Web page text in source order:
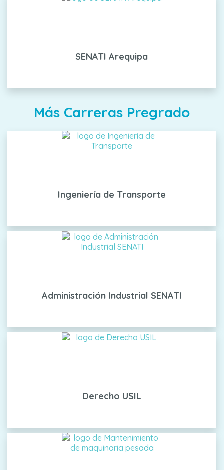
SENATI Arequipa
Más Carreras Pregrado
Ingeniería de Transporte
Administración Industrial SENATI
Derecho USIL